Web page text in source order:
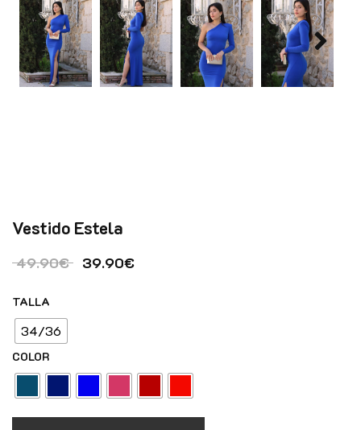
Vestido Estela
49.90€ El precio original era: 49.90€.
39.90€El precio actual es: 39.90€.
TALLA
34/36
COLOR